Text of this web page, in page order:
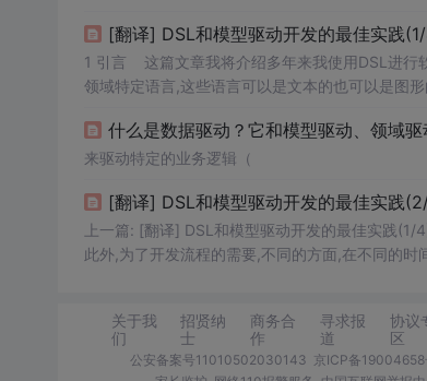
[翻译] DSL和模型驱动开发的最佳实践
1 引言 这篇文章我将介绍多年来我使用DSL进行
领域特定语言,这些语言可以是文本的也可以是图
什么是数据驱动？它和模型驱动、领域
来驱动特定的业务逻辑（
[翻译] DSL和模型驱动开发的最佳实践
上一篇: [翻译] DSL和模型驱动开发的最佳实践(1/4) 视点ViewPoints 一个软件系统通常情况下只用一个符号是不可能描述他所有的方面
此外,为了开发流程的需要,不同的方面,在不同的
关于我
们
招贤纳
士
商务合
作
寻求报
道
协议
区
公安备案号11010502030143 京ICP备19004658